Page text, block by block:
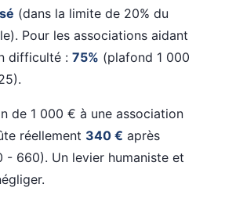
(dans la limite de 20% du
Pour les associations aidant
difficulté : 75% (plafond 1 000
de 1 000 € à une association
réellement 340 € après
- 660). Un levier humaniste et